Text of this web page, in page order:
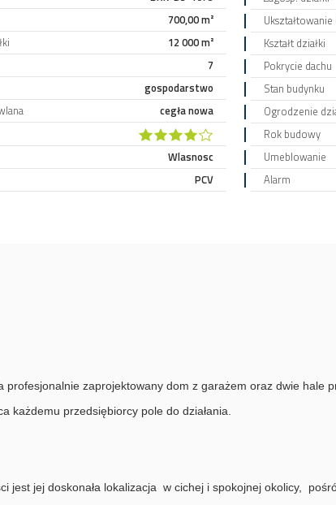
700,00 m²
12 000 m²
7
gospodarstwo
cegła nowa
Wlasnosc
PCV
Ukształtowanie
Kształt działki
Pokrycie dachu
Stan budynku
Ogrodzenie
Rok budowy
Umeblowanie
Alarm
profesjonalnie zaprojektowany dom z garażem oraz dwie hale
każdemu przedsiębiorcy pole do działania.
jest jej doskonała lokalizacja w cichej i spokojnej okolicy,